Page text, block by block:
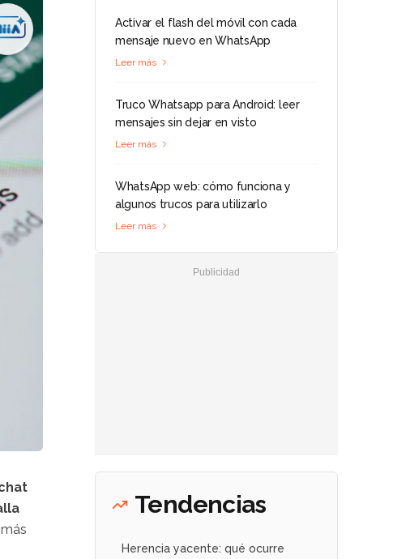
Activar el flash del móvil con cada
mensaje nuevo en WhatsApp
Leer más
Truco Whatsapp para Android: leer
mensajes sin dejar en visto
Leer más
WhatsApp web: cómo funciona y
algunos trucos para utilizarlo
Leer más
Tendencias
Herencia yacente: qué ocurre